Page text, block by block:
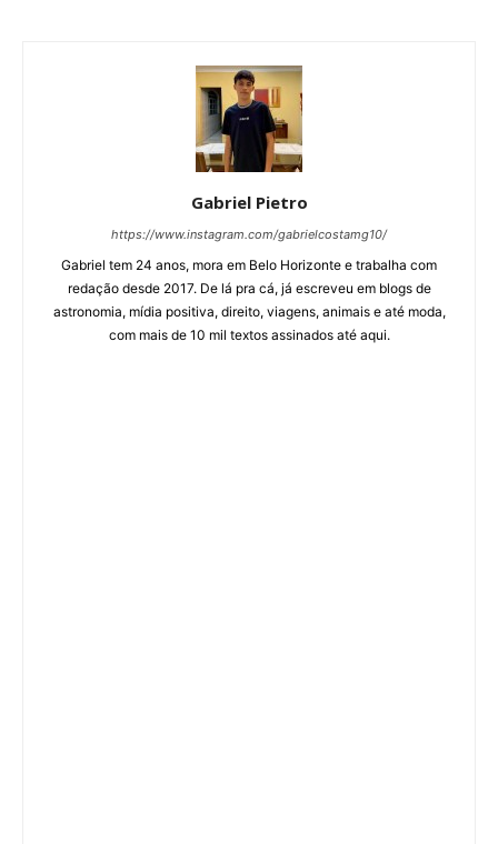
Gabriel Pietro
https://www.instagram.com/gabrielcostamg10/
Gabriel tem 24 anos, mora em Belo Horizonte e trabalha com
redação desde 2017. De lá pra cá, já escreveu em blogs de
astronomia, mídia positiva, direito, viagens, animais e até moda,
com mais de 10 mil textos assinados até aqui.